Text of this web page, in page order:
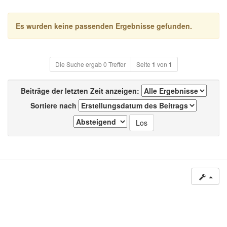
Es wurden keine passenden Ergebnisse gefunden.
Die Suche ergab 0 Treffer Seite 1 von 1
Beiträge der letzten Zeit anzeigen:
Sortiere nach